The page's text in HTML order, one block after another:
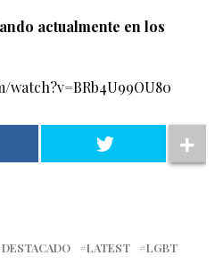
actualmente en los
watch?v=BRb4U99OU80
DESTACADO LATEST
LGBT